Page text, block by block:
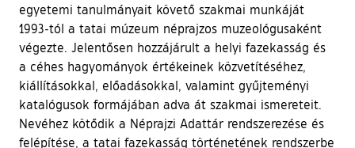
egyetemi tanulmányait követő szakmai munkáját
1993-tól a tatai múzeum néprajzos muzeológusaként
végezte. Jelentősen hozzájárult a helyi fazekasság és
a céhes hagyományok értékeinek közvetítéséhez,
kiállításokkal, előadásokkal, valamint gyűjteményi
katalógusok formájában adva át szakmai ismereteit.
Nevéhez kötődik a Néprajzi Adattár rendszerezése és
felépítése, a tatai fazekasság történetének rendszerbe